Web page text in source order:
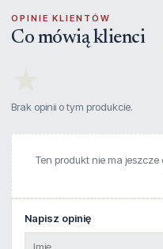
OPINIE KLIENTÓW
Co mówią klienci
Brak opinii o tym produkcie.
Ten produkt nie ma jeszcze
Napisz opinię